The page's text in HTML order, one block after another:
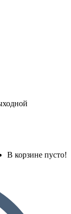
В корзине пусто!